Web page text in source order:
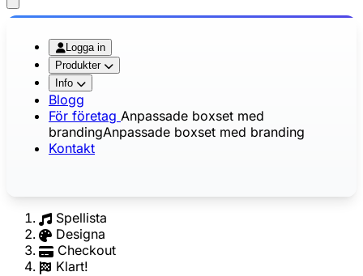
Logga in
Produkter
Info
Blogg
För företag Anpassade boxset med
brandingAnpassade boxset med branding
Kontakt
Spellista
Designa
Checkout
Klart!